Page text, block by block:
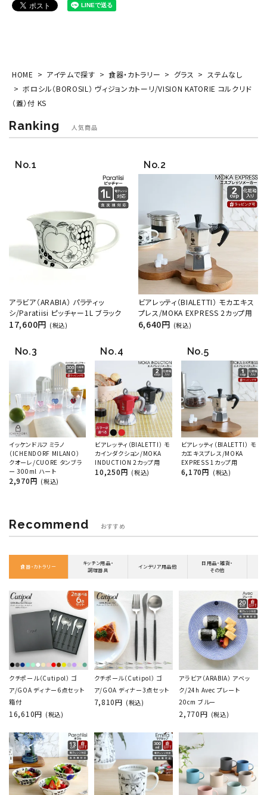
HOME アイテムで探す 食器・カトラリー グラス
ステムなし
ボロシル（BOROSIL） ヴィジョンカトーリ/VISION KATORIE コルクリド
（蓋）付 KS
Ranking 人気商品
アラビア（ARABIA） パラティッ
シ/Paratiisi ピッチャー1L ブラック
17,600円 (税込)
ビアレッティ（BIALETTI） モカエキス
プレス/MOKA EXPRESS 2カップ用
6,640円 (税込)
イッケンドルフ ミラノ
（ICHENDORF MILANO）
クオーレ/CUORE タンブラ
ー 300ml ハート
2,970円 (税込)
ビアレッティ（BIALETTI） モ
カインダクション/MOKA
INDUCTION 2カップ用
10,250円 (税込)
ビアレッティ（BIALETTI） モ
カエキスプレス/MOKA
EXPRESS 1カップ用
6,170円 (税込)
Recommend おすすめ
食器・カトラリー
キッチン用品・
調理器具
インテリア用品他
日用品・雑貨・
その他
クチポール（Cutipol） ゴ
ア/GOA ディナー6点セット
箱付
16,610円 (税込)
クチポール（Cutipol） ゴ
ア/GOA ディナー3点セット
7,810円 (税込)
アラビア（ARABIA） アベッ
ク/24h Avec プレート
20cm ブルー
2,770円 (税込)